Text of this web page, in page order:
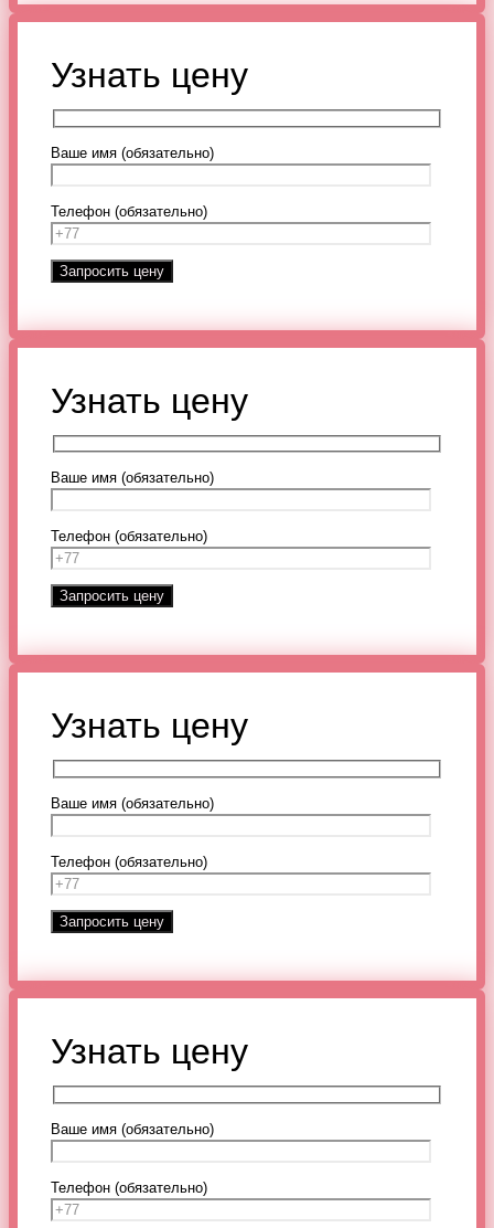
Узнать цену
Ваше имя (обязательно)
Телефон (обязательно)
Узнать цену
Ваше имя (обязательно)
Телефон (обязательно)
Узнать цену
Ваше имя (обязательно)
Телефон (обязательно)
Узнать цену
Ваше имя (обязательно)
Телефон (обязательно)